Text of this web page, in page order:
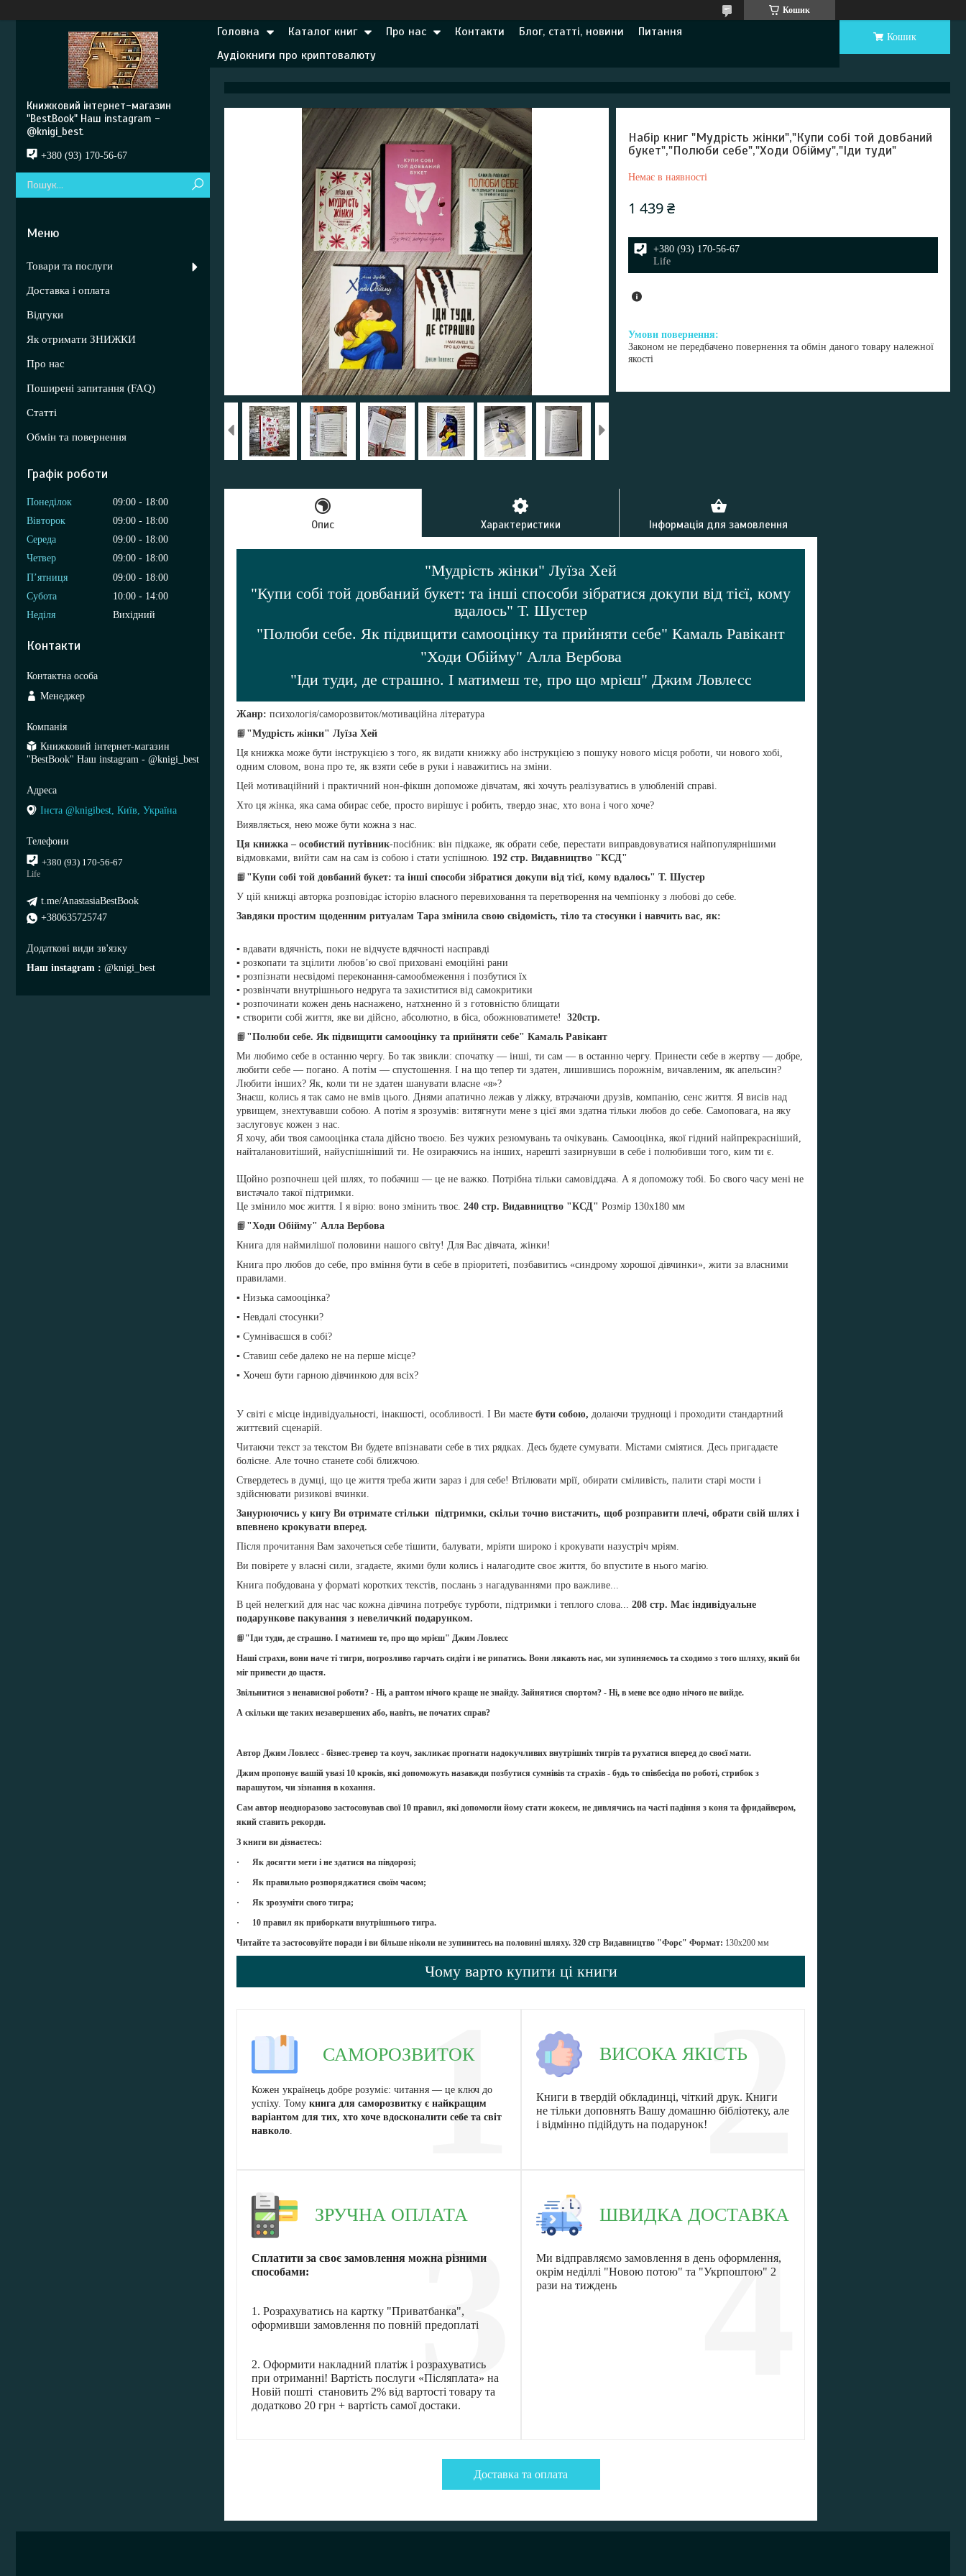
Кошик
Головна Каталог книг Про нас Контакти Блог, статті, новини
Питання
Аудіокниги про криптовалюту
Кошик
Набір книг "Мудрість жінки","Купи собі той довбаний
букет","Полюби себе","Ходи Обійму","Іди туди"
Немає в наявності
1 439 ₴
+380 (93) 170-56-67
Life
Законом не передбачено повернення та обмін даного товару належної
якості
Опис Характеристики Інформація для замовлення
"Мудрість жінки" Луїза Хей
"Купи собі той довбаний букет: та інші способи зібратися докупи від тієї, кому
вдалось" Т. Шустер
"Полюби себе. Як підвищити самооцінку та прийняти себе" Камаль Равікант
"Ходи Обійму" Алла Вербова
"Іди туди, де страшно. І матимеш те, про що мрієш" Джим Ловлесс
Жанр: психологія/саморозвиток/мотиваційна література
📙 "Мудрість жінки" Луїза Хей
Ця книжка може бути інструкцією з того, як видати книжку або інструкцією з пошуку нового місця роботи, чи нового хобі,
одним словом, вона про те, як взяти себе в руки і наважитись на зміни.
Цей мотиваційний і практичний нон-фікшн допоможе дівчатам, які хочуть реалізуватись в улюбленій справі.
Хто ця жінка, яка сама обирає себе, просто вирішує і робить, твердо знає, хто вона і чого хоче?
Виявляється, нею може бути кожна з нас.
Ця книжка – особистий путівник-посібник: він підкаже, як обрати себе, перестати виправдовуватися найпопулярнішими
відмовками, вийти сам на сам із собою і стати успішною. 192 стр. Видавництво "КСД"
📙 "Купи собі той довбаний букет: та інші способи зібратися докупи від тієї, кому вдалось" Т. Шустер
У цій книжці авторка розповідає історію власного перевиховання та перетворення на чемпіонку з любові до себе.
Завдяки простим щоденним ритуалам Тара змінила свою свідомість, тіло та стосунки і навчить вас, як:
▪️ вдавати вдячність, поки не відчуєте вдячності насправді
▪️ розкопати та зцілити любов’ю свої приховані емоційні рани
▪️ розпізнати несвідомі переконання-самообмеження і позбутися їх
▪️ розвінчати внутрішнього недруга та захиститися від самокритики
▪️ розпочинати кожен день наснажено, натхненно й з готовністю блищати
▪️ створити собі життя, яке ви дійсно, абсолютно, в біса, обожнюватимете! 320стр.
📙 "Полюби себе. Як підвищити самооцінку та прийняти себе" Камаль Равікант
Ми любимо себе в останню чергу. Бо так звикли: спочатку — інші, ти сам — в останню чергу. Принести себе в жертву — добре,
любити себе — погано. А потім — спустошення. І на що тепер ти здатен, лишившись порожнім, вичавленим, як апельсин?
Любити інших? Як, коли ти не здатен шанувати власне «я»?
Знаєш, колись я так само не вмів цього. Днями апатично лежав у ліжку, втрачаючи друзів, компанію, сенс життя. Я висів над
урвищем, знехтувавши собою. А потім я зрозумів: витягнути мене з цієї ями здатна тільки любов до себе. Самоповага, на яку
заслуговує кожен з нас.
Я хочу, аби твоя самооцінка стала дійсно твоєю. Без чужих резюмувань та очікувань. Самооцінка, якої гідний найпрекрасніший,
найталановитіший, найуспішніший ти. Не озираючись на інших, нарешті зазирнувши в себе і полюбивши того, ким ти є.
Щойно розпочнеш цей шлях, то побачиш — це не важко. Потрібна тільки самовіддача. А я допоможу тобі. Бо свого часу мені не
вистачало такої підтримки.
Це змінило моє життя. І я вірю: воно змінить твоє. 240 стр. Видавництво "КСД" Розмір 130x180 мм
📙 "Ходи Обійму" Алла Вербова
Книга для наймилішої половини нашого світу! Для Вас дівчата, жінки!
Книга про любов до себе, про вміння бути в себе в пріоритеті, позбавитись «синдрому хорошої дівчинки», жити за власними
правилами.
▪️ Низька самооцінка?
▪️ Невдалі стосунки?
▪️ Сумніваєшся в собі?
▪️ Ставиш себе далеко не на перше місце?
▪️ Хочеш бути гарною дівчинкою для всіх?
У світі є місце індивідуальності, інакшості, особливості. І Ви маєте бути собою, долаючи труднощі і проходити стандартний
життєвий сценарій.
Читаючи текст за текстом Ви будете впізнавати себе в тих рядках. Десь будете сумувати. Містами сміятися. Десь пригадаєте
болісне. Але точно станете собі ближчою.
Ствердетесь в думці, що це життя треба жити зараз і для себе! Втілювати мрії, обирати сміливість, палити старі мости і
здійснювати ризикові вчинки.
Занурюючись у кнгу Ви отримате стільки підтримки, скільи точно вистачить, щоб розправити плечі, обрати свій шлях і
впевнено крокувати вперед.
Після прочитання Вам захочеться себе тішити, балувати, мріяти широко і крокувати назустріч мріям.
Ви повірете у власні сили, згадаєте, якими були колись і налагодите своє життя, бо впустите в нього магію.
Книга побудована у форматі коротких текстів, послань з нагадуваннями про важливе...
В цей нелегкий для нас час кожна дівчина потребує турботи, підтримки і теплого слова... 208 стр. Має індивідуальне
подарункове пакування з невеличкий подарунком.
📙 "Іди туди, де страшно. І матимеш те, про що мрієш" Джим Ловлесс
Наші страхи, вони наче ті тигри, погрозливо гарчать сидіти і не рипатись. Вони лякають нас, ми зупиняємось та сходимо з того шляху, який би
міг привести до щастя.
Звільнитися з ненависної роботи? - Ні, а раптом нічого краще не знайду. Зайнятися спортом? - Ні, в мене все одно нічого не вийде.
А скільки ще таких незавершених або, навіть, не початих справ?
Автор Джим Ловлесс - бізнес-тренер та коуч, закликає прогнати надокучливих внутрішніх тигрів та рухатися вперед до своєї мати.
Джим пропонує вашій увазі 10 кроків, які допоможуть назавжди позбутися сумнівів та страхів - будь то співбесіда по роботі, стрибок з
парашутом, чи зізнання в кохання.
Сам автор неодноразово застосовував свої 10 правил, які допомогли йому стати жокеєм, не дивлячись на часті падіння з коня та фридайвером,
який ставить рекорди.
З книги ви дізнаєтесь:
· Як досягти мети і не здатися на півдорозі;
· Як правильно розпоряджатися своїм часом;
· Як зрозуміти свого тигра;
· 10 правил як приборкати внутрішнього тигра.
Читайте та застосовуйте поради і ви більше ніколи не зупинитесь на половині шляху. 320 стр Видавництво "Форс" Формат: 130x200 мм
Чому варто купити ці книги
1
САМОРОЗВИТОК
Кожен українець добре розуміє: читання — це ключ до
успіху. Тому книга для саморозвитку є найкращим
варіантом для тих, хто хоче вдосконалити себе та світ
навколо. 2
ВИСОКА ЯКІСТЬ
Книги в твердій обкладинці, чіткий друк. Книги
не тільки доповнять Вашу домашню бібліотеку, але
і відмінно підійдуть на подарунок!
3
ЗРУЧНА ОПЛАТА
Сплатити за своє замовлення можна різними
способами:
1. Розрахуватись на картку "Приватбанка",
оформивши замовлення по повній предоплаті
2. Оформити накладний платіж і розрахуватись
при отриманні! Вартість послуги «Післяплата» на
Новій пошті становить 2% від вартості товару та
додатково 20 грн + вартість самої достаки.
4
ШВИДКА ДОСТАВКА
Ми відправляємо замовлення в день оформлення,
окрім неділлі "Новою потою" та "Укрпоштою" 2
рази на тиждень
Доставка та оплата
Книжковий інтернет-магазин
"BestBook" Наш instagram -
@knigi_best
+380 (93) 170-56-67
Товари та послуги
Доставка і оплата
Відгуки
Як отримати ЗНИЖКИ
Про нас
Поширені запитання (FAQ)
Статті
Обмін та повернення
Графік роботи
Понеділок 09:00
18:00
Вівторок
09:00
18:00
Середа
09:00
18:00
Четвер
09:00
18:00
Пʼятниця
09:00
18:00
Субота
10:00
14:00
Неділя
Вихідний
Контакти
Менеджер
Книжковий інтернет-магазин
"BestBook" Наш instagram - @knigi_best
Інста @knigibest, Київ, Україна
+380 (93) 170-56-67
Life
t.me/AnastasiaBestBook
+380635725747
Наш instagram @knigi_best